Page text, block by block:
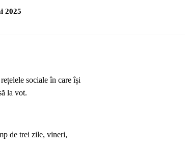
2025
sociale în care își
la vot.
de trei zile, vineri,